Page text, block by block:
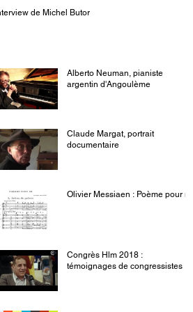
de Michel Butor
Alberto Neuman, pianiste
argentin d'Angoulème
Claude Margat, portrait
documentaire
Olivier Messiaen : Poème pour mi
Congrès Hlm 2018 :
témoignages de congressistes